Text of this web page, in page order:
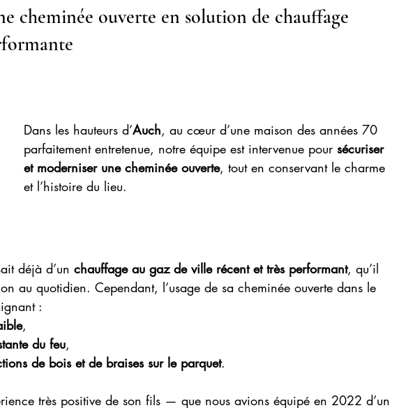
cheminée ouverte en solution de chauffage
Dans les hauteurs d’Auch, au cœur d’une maison des années 70
parfaitement entretenue, notre équipe est intervenue pour sécuriser
et moderniser une cheminée ouverte, tout en conservant le charme
et l’histoire du lieu.
déjà d’un chauffage au gaz de ville récent et très performant, qu’il
au quotidien. Cependant, l’usage de sa cheminée ouverte dans le
:
,
du feu,
de bois et de braises sur le parquet.
très positive de son fils — que nous avions équipé en 2022 d’un